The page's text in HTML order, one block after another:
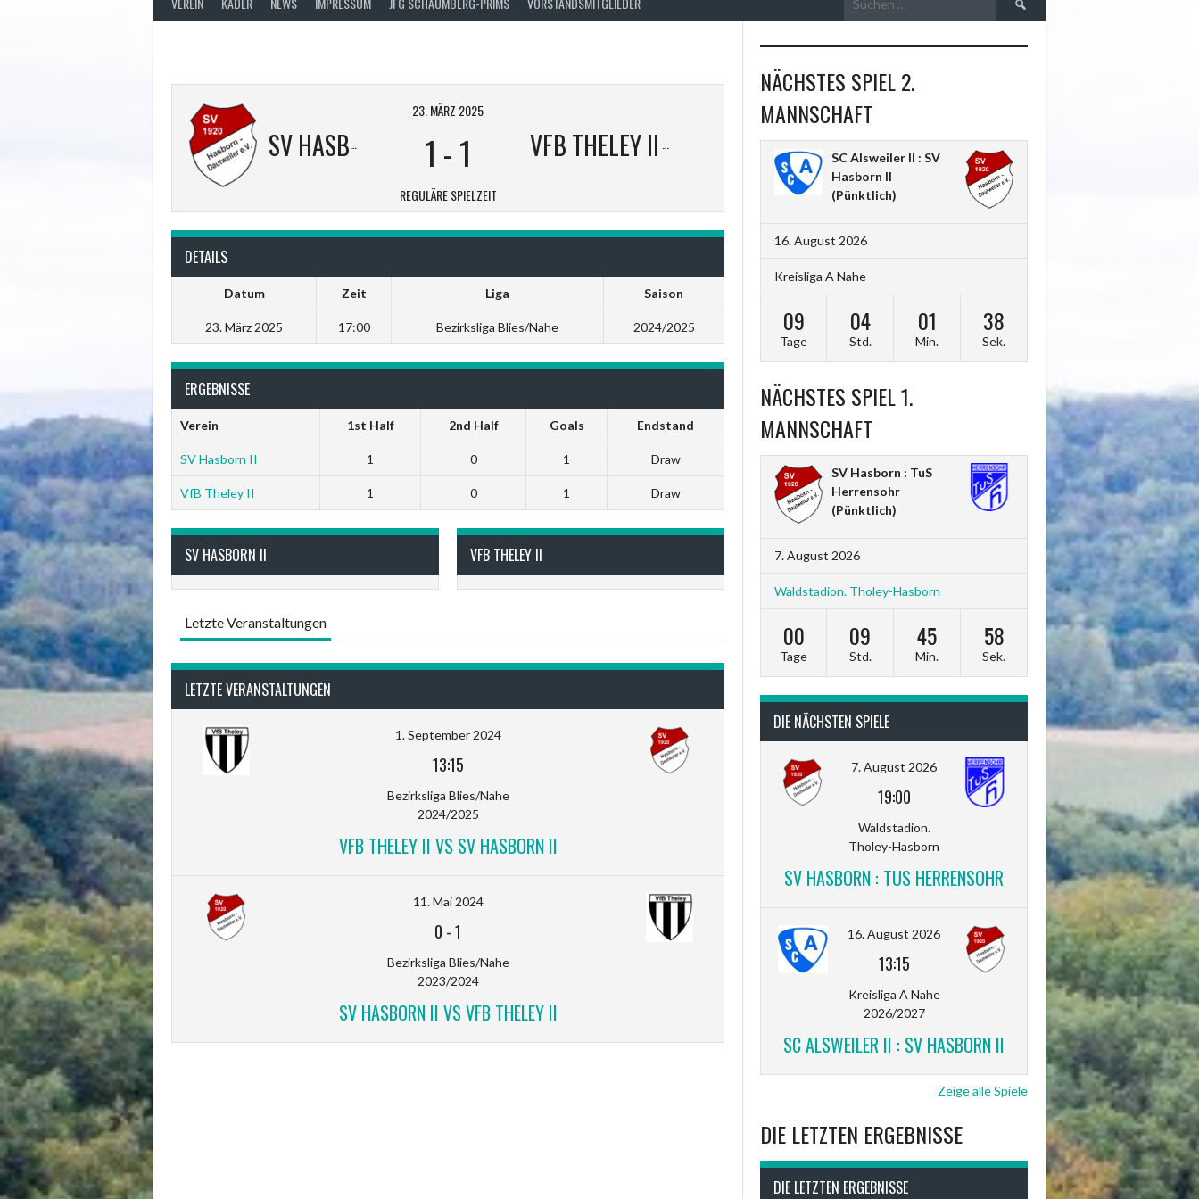
SV HASBORN II VFB THELEY II
23. MÄRZ 2025
1 -1
REGULÄRE SPIELZEIT
DETAILS
Datum Zeit Liga Saison
23. März 2025 17:00 Bezirksliga Blies/Nahe 2024/2025
ERGEBNISSE
Verein 1st Half 2nd Half Goals Endstand
SV Hasborn II 1 0 1 Draw
VfB Theley II 1 0 1 Draw
SV HASBORN II VFB THELEY II
Letzte Veranstaltungen
LETZTE VERANSTALTUNGEN
1. September 2024
13:15
Bezirksliga Blies/Nahe
2024/2025
VFB THELEY II VS SV HASBORN II
11. Mai 2024
0 -1
Bezirksliga Blies/Nahe
2023/2024
SV HASBORN II VS VFB THELEY II
NÄCHSTES SPIEL 2.
MANNSCHAFT
SC Alsweiler II : SV
Hasborn II
(Pünktlich)
16. August 2026
Kreisliga A Nahe
09
Tage
04
Std.
01
Min.
37
Sek.
NÄCHSTES SPIEL 1.
MANNSCHAFT
SV Hasborn : TuS
Herrensohr
(Pünktlich)
7. August 2026
Waldstadion. Tholey-Hasborn
00
Tage
09
Std.
45
Min.
57
Sek.
DIE NÄCHSTEN SPIELE
7. August 2026
19:00
Waldstadion.
Tholey-Hasborn
SV HASBORN : TUS HERRENSOHR
16. August 2026
13:15
Kreisliga A Nahe
2026/2027
SC ALSWEILER II : SV HASBORN II
Zeige alle Spiele
DIE LETZTEN ERGEBNISSE
DIE LETZTEN ERGEBNISSE